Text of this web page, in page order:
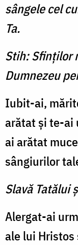
sângele cel
Ta.
Stih: Sfinţilor
Dumnezeu
Iubit-ai,
arătat şi te-ai
ai arătat
sângiurilor
Slavă Tatălui
Alergat-ai
ale lui